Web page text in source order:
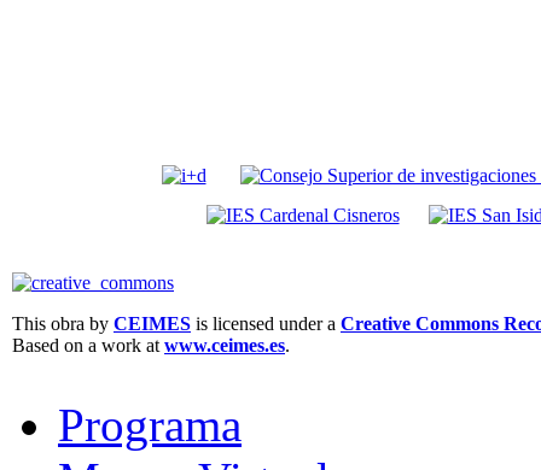
This obra by CEIMES is licensed under a Creative Commons
Based on a work at www.ceimes.es.
Programa